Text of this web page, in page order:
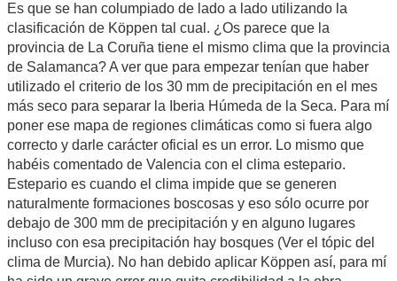
Es que se han columpiado de lado a lado utilizando la
clasificación de Köppen tal cual. ¿Os parece que la
provincia de La Coruña tiene el mismo clima que la provincia
de Salamanca? A ver que para empezar tenían que haber
utilizado el criterio de los 30 mm de precipitación en el mes
más seco para separar la Iberia Húmeda de la Seca. Para mí
poner ese mapa de regiones climáticas como si fuera algo
correcto y darle carácter oficial es un error. Lo mismo que
habéis comentado de Valencia con el clima estepario.
Estepario es cuando el clima impide que se generen
naturalmente formaciones boscosas y eso sólo ocurre por
debajo de 300 mm de precipitación y en alguno lugares
incluso con esa precipitación hay bosques (Ver el tópic del
clima de Murcia). No han debido aplicar Köppen así, para mí